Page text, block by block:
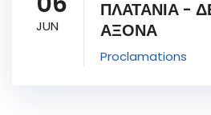
JUN
ΠΛΑΤΑΝΙΑ -
ΑΞΟΝΑ
Proclamations